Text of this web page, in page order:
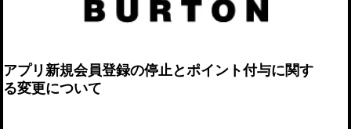
アプリ新規会員登録の停止とポイント付与に関す
る変更について